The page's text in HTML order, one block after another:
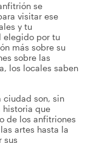
se
visitar ese
y tu
elegido por tu
más sobre su
sobre las
los locales saben
ciudad son, sin
historia que
de los anfitriones
artes hasta la
sus